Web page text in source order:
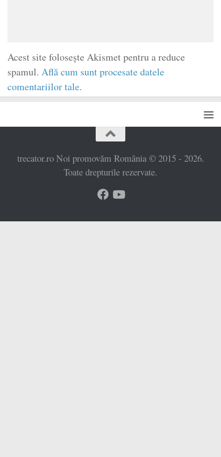
Acest site folosește Akismet pentru a reduce
spamul. Află cum sunt procesate datele
comentariilor tale.
trecator.ro Noi promovăm România © 2015 - 2026.
Toate drepturile rezervate.